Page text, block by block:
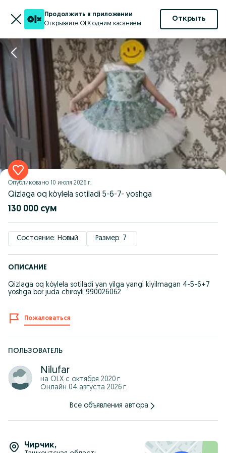
Продолжить в приложении
Открывайте OLX одним касанием
Открыть
Опубликовано 10 июля 2026 г.
Qizlaga oq kòylela sotiladi 5-6-7- yoshga
130 000 сум
Состояние: Новый Размер: 7
ОПИСАНИЕ
Qizlaga oq kòylela sotiladi yan yilga yangi kiyilmagan 4-5-6+7
yoshga bor juda chiroyli 990026062
Пожаловаться
ПОЛЬЗОВАТЕЛЬ
Nilufar
на OLX с октября 2020 г.
Онлайн 04 августа 2026 г.
Все объявления автора
Чирчик,